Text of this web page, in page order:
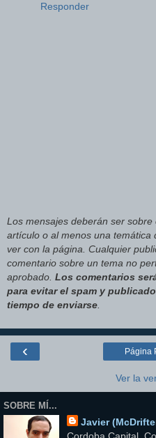
Responder
Los mensajes deberán ser sobre
artículo o al menos una temática
ver con la página. Cualquier
comentario sobre un tema no
aprobado. Los comentarios
para evitar el spam y
tiempo de enviarse
‹ Página
Ver la
SOBRE MÍ...
Javier